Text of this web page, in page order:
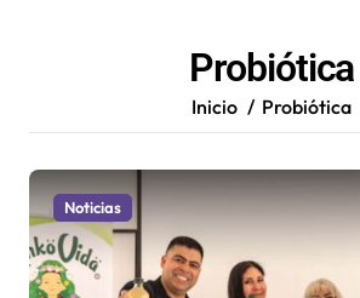
Probiótica
Inicio Probiótica
Noticias